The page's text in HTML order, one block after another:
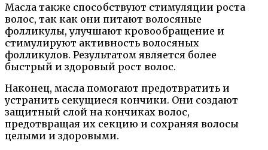
Масла также способствуют стимуляции роста
волос, так как они питают волосяные
фолликулы, улучшают кровообращение и
стимулируют активность волосяных
фолликулов. Результатом является более
быстрый и здоровый рост волос.
Наконец, масла помогают предотвратить и
устранить секущиеся кончики. Они создают
защитный слой на кончиках волос,
предотвращая их секцию и сохраняя волосы
целыми и здоровыми.